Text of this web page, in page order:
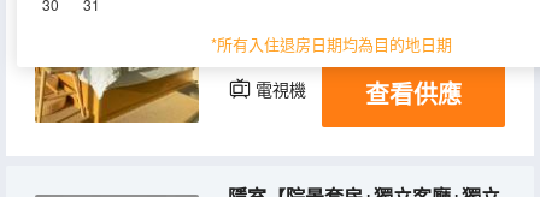
30 31
*所有入住退房日期均為目的地日期
98㎡ 1層 空調
電視機 查看供應